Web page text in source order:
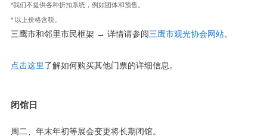
*我们不提供各种折扣系统，例如团体和预售。
* 以上价格含税。
三鹰市和邻里市民框架 → 详情请参阅三鹰市观光协会网站。
点击这里了解如何购买其他门票的详细信息。
闭馆日
周二、年末年初等展会变更将长期闭馆。